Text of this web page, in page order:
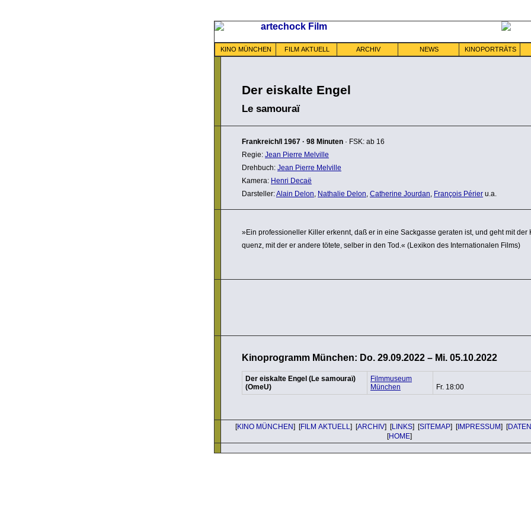
KINO MÜNCHEN FILM AKTUELL ARCHIV NEWS KINOPORTRÄTS
Der eiskalte Engel
Le samouraï
Frankreich/I 1967 · 98 Minuten · FSK: ab 16
Regie: Jean Pierre Melville
Drehbuch: Jean Pierre Melville
Kamera: Henri Decaë
Darsteller:Alain Delon, Nathalie Delon, Catherine Jourdan, François Périer u.a.
»Ein profes­sio­neller Killer erkennt, daß er in eine Sackgasse geraten ist, und geht mit
quenz, mit der er andere tötete, selber in den Tod.« (Lexikon des Inter­na­tio­nalen Films)
Kinoprogramm München: Do. 29.09.2022 – Mi. 05.10.2022
Der eiskalte Engel (Le samouraï)
(OmeU)
Filmmuseum
München
Fr. 18:00
[KINO MÜNCHEN] [FILM AKTUELL] [ARCHIV] [LINKS] [SITEMAP] [IMPRESSUM] [
[HOME]